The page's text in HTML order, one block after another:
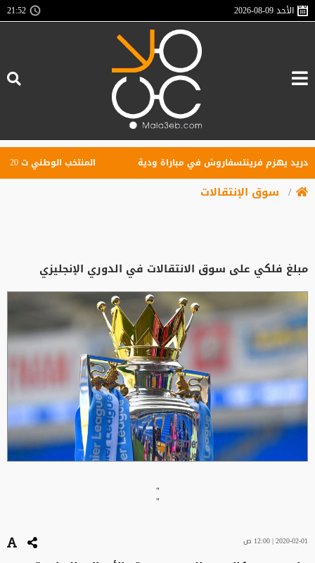
الأحد2026-08-09
21:53
يهزم فرينتسفاروش في مباراة ودية المنتخب الوطني ت 20 يتغلب على نظيره الكويتي وديا
سوق الإنتقالات
مبلغ فلكي على سوق الانتقالات في الدوري الإنجليزي
"
"
2020-02-01 | 12:00 ص